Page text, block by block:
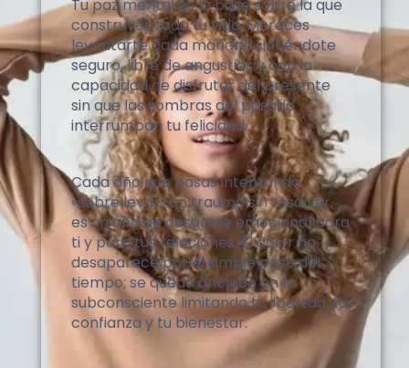
Tu paz mental es la base sobre la que
construyes toda tu vida. Mereces
levantarte cada mañana sintiéndote
seguro, libre de angustias y con la
capacidad de disfrutar del presente
sin que las sombras del pasado
interrumpan tu felicidad.
Cada año que pasas intentando
«sobrellevar» un trauma sin resolver,
es un año de desgaste emocional para
ti y para tus relaciones. El dolor no
desaparece por el simple paso del
tiempo; se queda anclado en tu
subconsciente limitando tu libertad, tu
confianza y tu bienestar.